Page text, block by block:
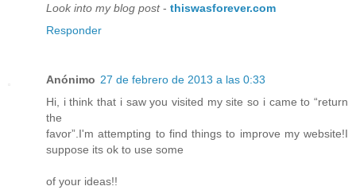
Look into my blog post- thiswasforever.com
Responder
Anónimo 27 de febrero de 2013 a las 0:33
Hi, i think that i saw you visited my site so i came to “return
the
favor”.I'm attempting to find things to improve my website!I
suppose its ok to use some
of your ideas!!